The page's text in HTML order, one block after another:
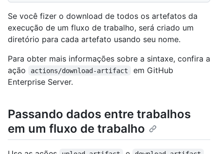
Se você fizer o download de todos os artefatos da
execução de um fluxo de trabalho, será criado um
diretório para cada artefato usando seu nome.
Para obter mais informações sobre a sintaxe, confira a
ação
actions/download-artifact
em GitHub
Enterprise Server.
Passando dados entre trabalhos
em um fluxo de trabalho